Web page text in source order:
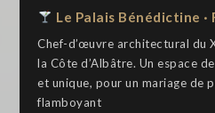
Le Palais Bénédictine ·
Chef-d’œuvre architectural du
la Côte d’Albâtre. Un espace
et unique, pour un mariage de
flamboyant